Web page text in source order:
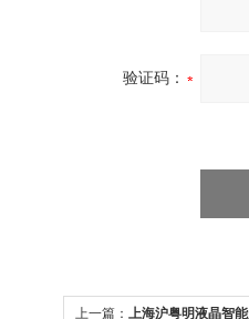
验证码：
上一篇： 上海沪粤明液晶智